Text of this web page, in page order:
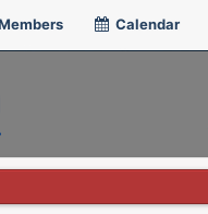
Calendar